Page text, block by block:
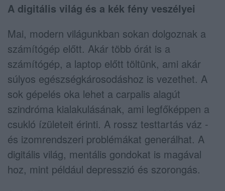
A digitális világ és a kék fény veszélyei
Mai, modern világunkban sokan dolgoznak a
számítógép előtt. Akár több órát is a
számítógép, a laptop előtt töltünk, ami akár
súlyos egészségkárosodáshoz is vezethet. A
sok gépelés oka lehet a carpalis alagút
szindróma kialakulásának, ami legfőképpen a
csukló ízületeit érinti. A rossz testtartás váz -
és izomrendszeri problémákat generálhat. A
digitális világ, mentális gondokat is magával
hoz, mint például depresszió és szorongás.